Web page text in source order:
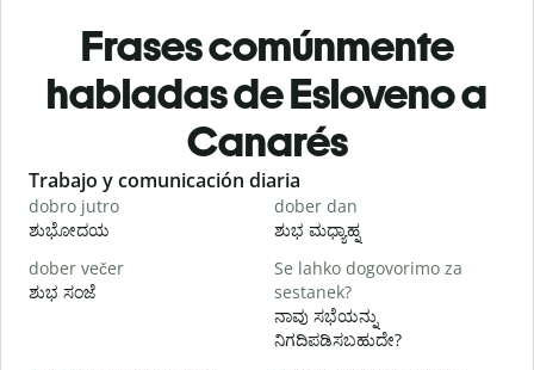
Frases comúnmente
habladas de Esloveno a
Canarés
Slide 1 of 6
Trabajo y comunicación diaria
dobro jutro
ಶುಭೋದಯ
dober dan
ಶುಭ ಮಧ್ಯಾಹ್ನ
dober večer
ಶುಭ ಸಂಜೆ
Se lahko dogovorimo za
sestanek?
ನಾವು ಸಭೆಯನ್ನು
ನಿಗದಿಪಡಿಸಬಹುದೇ?